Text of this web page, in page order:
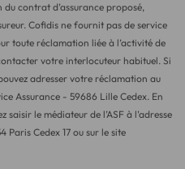
contrat d’assurance proposé,
Cofidis ne fournit pas de service
toute réclamation liée à l’activité de
votre interlocuteur habituel. Si
adresser votre réclamation au
Assurance - 59686 Lille Cedex. En
le médiateur de l’ASF à l’adresse
Paris Cedex 17 ou sur le site